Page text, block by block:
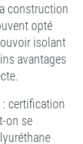
construction
opté
isolant
avantages
certification
on se